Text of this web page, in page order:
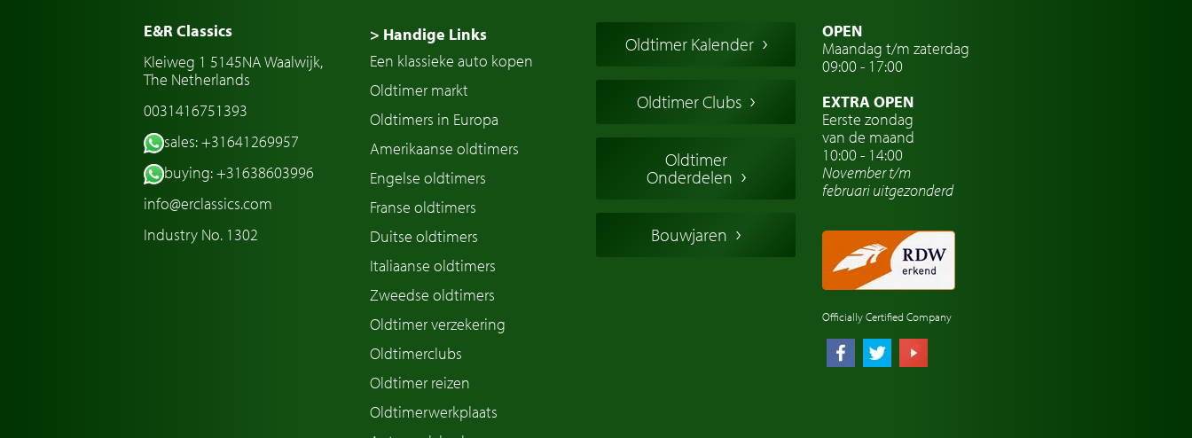
E&R Classics
Kleiweg 1 5145NA Waalwijk,
The Netherlands
0031416751393
sales: +31641269957
buying: +31638603996
info@erclassics.com
Industry No. 1302
> Handige Links
Een klassieke auto kopen
Oldtimer markt
Oldtimers in Europa
Amerikaanse oldtimers
Engelse oldtimers
Franse oldtimers
Duitse oldtimers
Italiaanse oldtimers
Zweedse oldtimers
Oldtimer verzekering
Oldtimerclubs
Oldtimer reizen
Oldtimerwerkplaats
Oldtimer Kalender
Oldtimer Clubs
Oldtimer
Onderdelen
Bouwjaren
OPEN
Maandag t/m zaterdag
09:00 - 17:00
EXTRA OPEN
Eerste zondag
van de maand
10:00 - 14:00
November t/m
februariuitgezonderd
Officially Certified Company